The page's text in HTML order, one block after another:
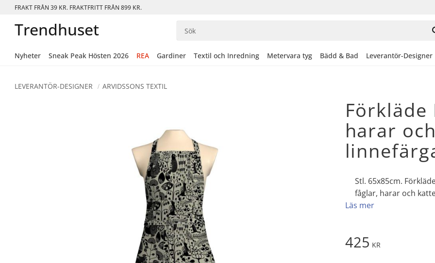
FRAKT FRÅN 39 KR. FRAKTFRITT FRÅN 899 KR.
Trendhuset
Nyheter Sneak Peak Hösten 2026 REA Gardiner Textil och Inredning Metervara tyg Bädd & Bad Leverantör-Designer
LEVERANTÖR-DESIGNER ARVIDSSONS TEXTIL
Förkläde
harar
Stl. 65x85cm.
fåglar, harar och
Läs mer
425 KR